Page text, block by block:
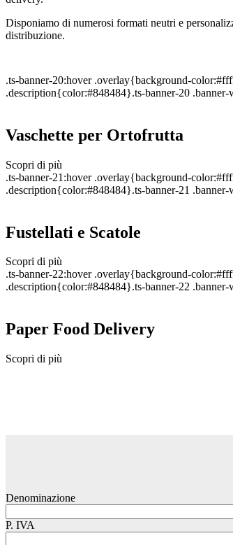
Disponiamo di numerosi formati neutri e
distribuzione.
.ts-banner-20:hover .overlay{background-
.description{color:#848484}.ts-banner-20
Vaschette per Ortofrutta
Scopri di più
.ts-banner-21:hover .overlay{background-
.description{color:#848484}.ts-banner-21
Fustellati e Scatole
Scopri di più
.ts-banner-22:hover .overlay{background-
.description{color:#848484}.ts-banner-22
Paper Food Delivery
Scopri di più
Denominazione
P. IVA